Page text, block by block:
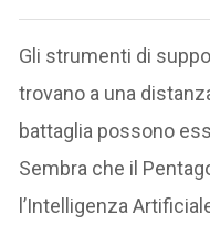
Gli strumenti di
trovano a una
battaglia possono
Sembra che il
l’Intelligenza